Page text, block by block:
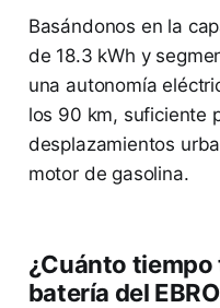
Basándonos en la
de 18.3 kWh y
una autonomía
los 90 km, suficiente
desplazamientos
motor de gasolina.
¿Cuánto tiempo
batería del